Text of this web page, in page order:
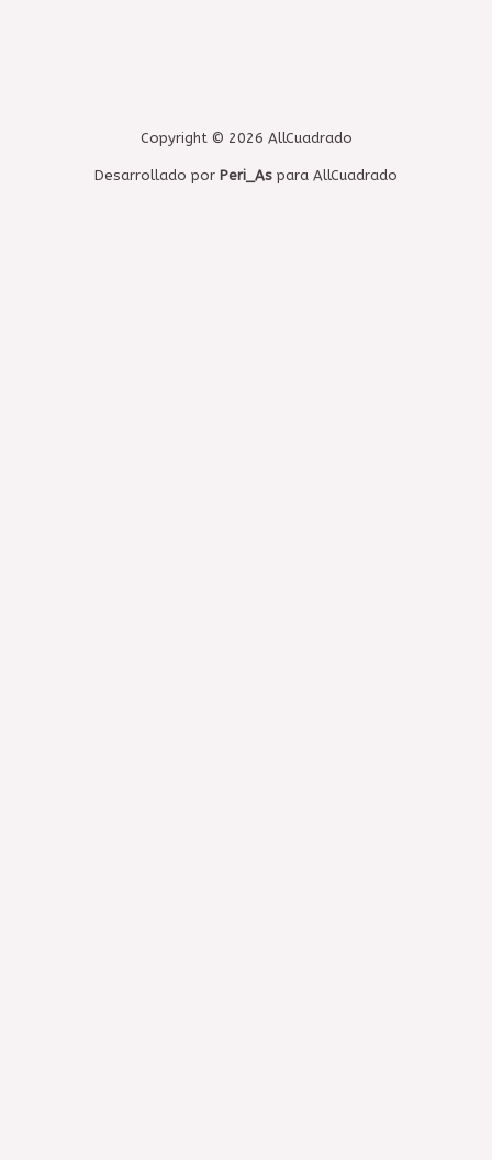
Copyright © 2026 AllCuadrado
Desarrollado por Peri_As para AllCuadrado